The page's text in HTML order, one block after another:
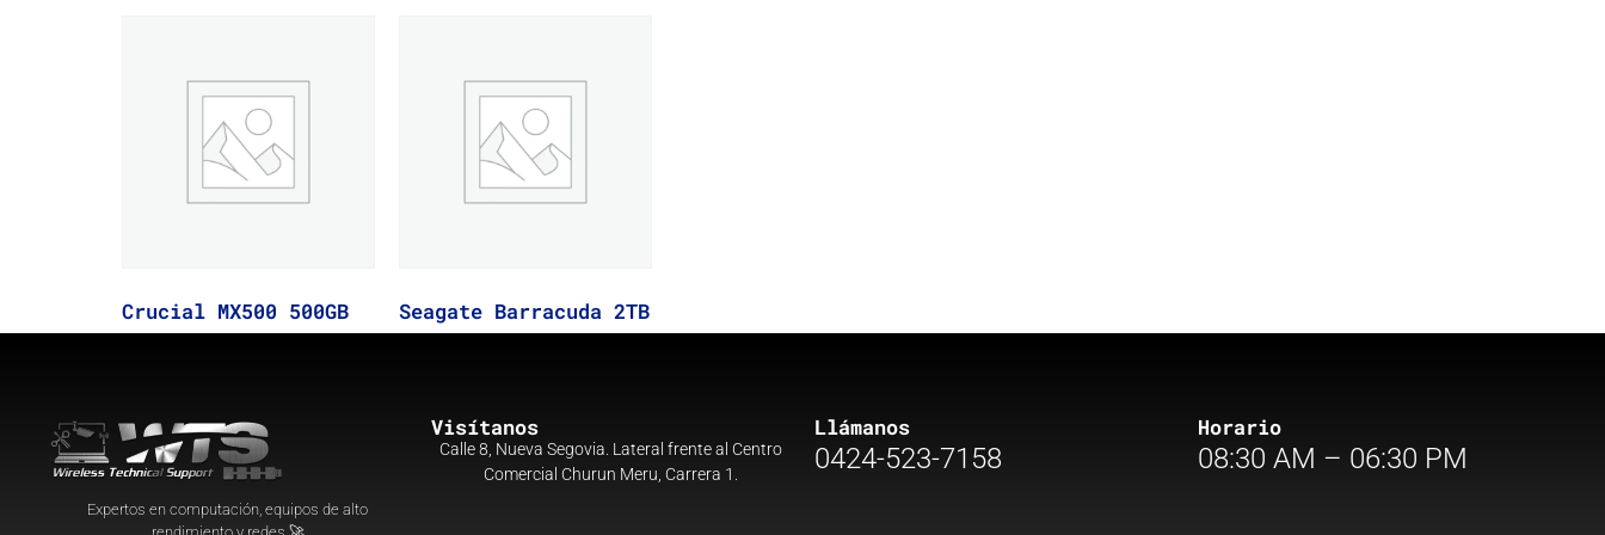
Crucial MX500 500GB Seagate Barracuda 2TB
Expertos en computación, equipos de alto
Visítanos
Calle 8, Nueva Segovia. Lateral frente al Centro
Comercial Churun Meru, Carrera 1.
Llámanos
0424-523-7158
Horario
08:30 AM – 06:30 PM